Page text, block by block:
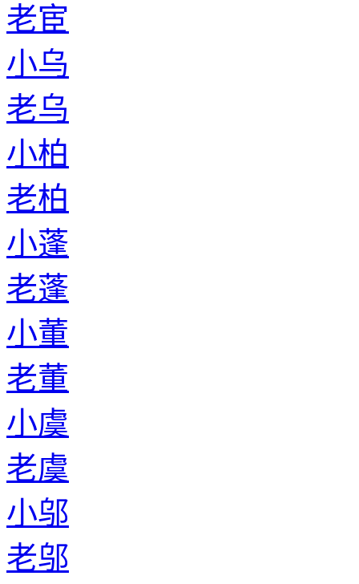
老宦
小乌
老乌
小柏
老柏
小蓬
老蓬
小董
老董
小虞
老虞
小邬
老邬